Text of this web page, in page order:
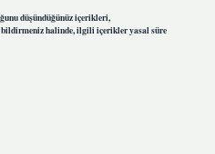
düşündüğünüz içerikleri,
halinde, ilgili içerikler yasal süre